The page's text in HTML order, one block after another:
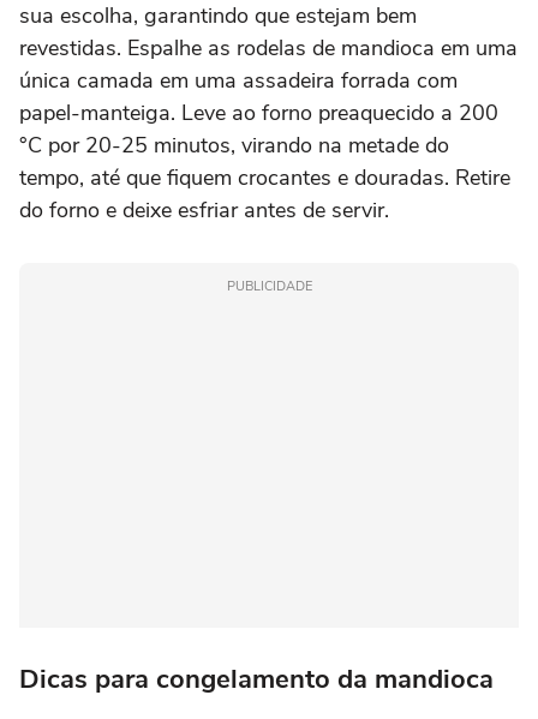
sua escolha, garantindo que estejam bem
revestidas. Espalhe as rodelas de mandioca em uma
única camada em uma assadeira forrada com
papel-manteiga. Leve ao forno preaquecido a 200
°C por 20-25 minutos, virando na metade do
tempo, até que fiquem crocantes e douradas. Retire
do forno e deixe esfriar antes de servir.
PUBLICIDADE
Dicas para congelamento da mandioca